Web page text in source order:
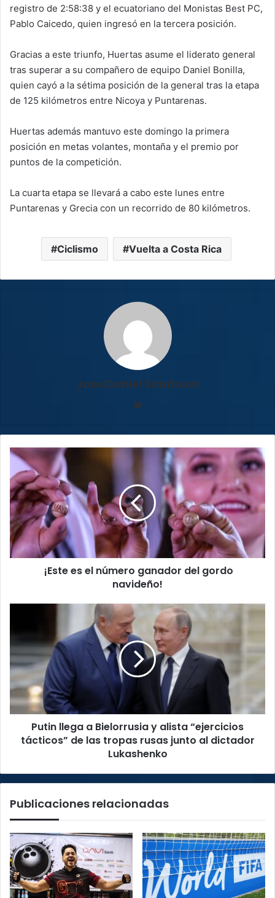
registro de 2:58:38 y el ecuatoriano del Monistas Best PC,
Pablo Caicedo, quien ingresó en la tercera posición.
Gracias a este triunfo, Huertas asume el liderato general
tras superar a su compañero de equipo Daniel Bonilla,
quien cayó a la sétima posición de la general tras la etapa
de 125 kilómetros entre Nicoya y Puntarenas.
Huertas además mantuvo este domingo la primera
posición en metas volantes, montaña y el premio por
puntos de la competición.
La cuarta etapa se llevará a cabo este lunes entre
Puntarenas y Grecia con un recorrido de 80 kilómetros.
Ciclismo Vuelta a Costa Rica
Jose Daniel Sandoval
¡Este
el
número
ganador
del
gordo
navideño!
¡Este es el número ganador del gordo
navideño!
Bielorrusia
y
alista
“ejercicios
tácticos”
de
tropas
al
Lukashenko
Putin llega a Bielorrusia y alista “ejercicios
tácticos” de las tropas rusas junto al dictador
Lukashenko
Publicaciones relacionadas